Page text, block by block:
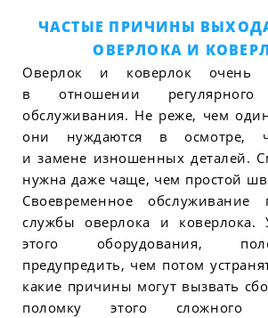
ЧАСТЫЕ ПРИЧИНЫ
ОВЕРЛОКА И
Оверлок и коверлок очень
в отношении регулярного
обслуживания. Не реже, чем
они нуждаются в осмотре,
и замене изношенных деталей.
нужна даже чаще, чем простой
Своевременное обслуживание
службы оверлока и коверлока.
этого оборудования,
предупредить, чем потом
какие причины могут вызвать
поломку этого сложного